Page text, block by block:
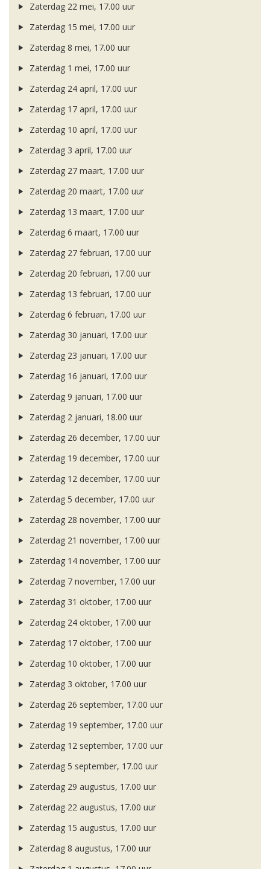
Zaterdag 22 mei, 17.00 uur
Zaterdag 15 mei, 17.00 uur
Zaterdag 8 mei, 17.00 uur
Zaterdag 1 mei, 17.00 uur
Zaterdag 24 april, 17.00 uur
Zaterdag 17 april, 17.00 uur
Zaterdag 10 april, 17.00 uur
Zaterdag 3 april, 17.00 uur
Zaterdag 27 maart, 17.00 uur
Zaterdag 20 maart, 17.00 uur
Zaterdag 13 maart, 17.00 uur
Zaterdag 6 maart, 17.00 uur
Zaterdag 27 februari, 17.00 uur
Zaterdag 20 februari, 17.00 uur
Zaterdag 13 februari, 17.00 uur
Zaterdag 6 februari, 17.00 uur
Zaterdag 30 januari, 17.00 uur
Zaterdag 23 januari, 17.00 uur
Zaterdag 16 januari, 17.00 uur
Zaterdag 9 januari, 17.00 uur
Zaterdag 2 januari, 18.00 uur
Zaterdag 26 december, 17.00 uur
Zaterdag 19 december, 17.00 uur
Zaterdag 12 december, 17.00 uur
Zaterdag 5 december, 17.00 uur
Zaterdag 28 november, 17.00 uur
Zaterdag 21 november, 17.00 uur
Zaterdag 14 november, 17.00 uur
Zaterdag 7 november, 17.00 uur
Zaterdag 31 oktober, 17.00 uur
Zaterdag 24 oktober, 17.00 uur
Zaterdag 17 oktober, 17.00 uur
Zaterdag 10 oktober, 17.00 uur
Zaterdag 3 oktober, 17.00 uur
Zaterdag 26 september, 17.00 uur
Zaterdag 19 september, 17.00 uur
Zaterdag 12 september, 17.00 uur
Zaterdag 5 september, 17.00 uur
Zaterdag 29 augustus, 17.00 uur
Zaterdag 22 augustus, 17.00 uur
Zaterdag 15 augustus, 17.00 uur
Zaterdag 8 augustus, 17.00 uur